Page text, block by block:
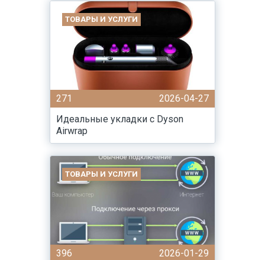
ТОВАРЫ И УСЛУГИ
271
2026-04-27
Идеальные укладки с Dyson
Airwrap
ТОВАРЫ И УСЛУГИ
396
2026-01-29